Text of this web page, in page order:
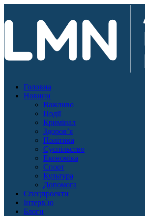
Головна
Новини
Важливо
Події
Кримінал
Здоров’я
Політика
Суспільство
Економіка
Спорт
Культура
Допомога
Спецпроекти
Інтерв`ю
Блоги